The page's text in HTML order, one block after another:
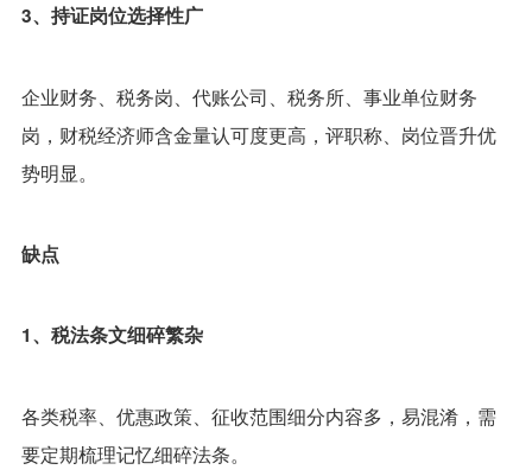
3、持证岗位选择性广
企业财务、税务岗、代账公司、税务所、事业单位财务
岗，财税经济师含金量认可度更高，评职称、岗位晋升优
势明显。
缺点
1、税法条文细碎繁杂
各类税率、优惠政策、征收范围细分内容多，易混淆，需
要定期梳理记忆细碎法条。